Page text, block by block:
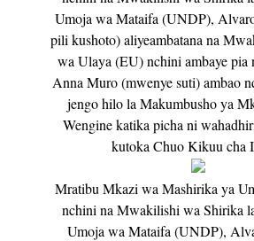
Umoja wa Mataifa (UNDP),
pili kushoto) aliyeambatana na
wa Ulaya (EU) nchini ambaye
Anna Muro (mwenye suti) ambao
jengo hilo la Makumbusho ya
Wengine katika picha ni
kutoka Chuo Kikuu cha
Mratibu Mkazi wa Mashirika ya
nchini na Mwakilishi wa Shirika
Umoja wa Mataifa (UNDP),